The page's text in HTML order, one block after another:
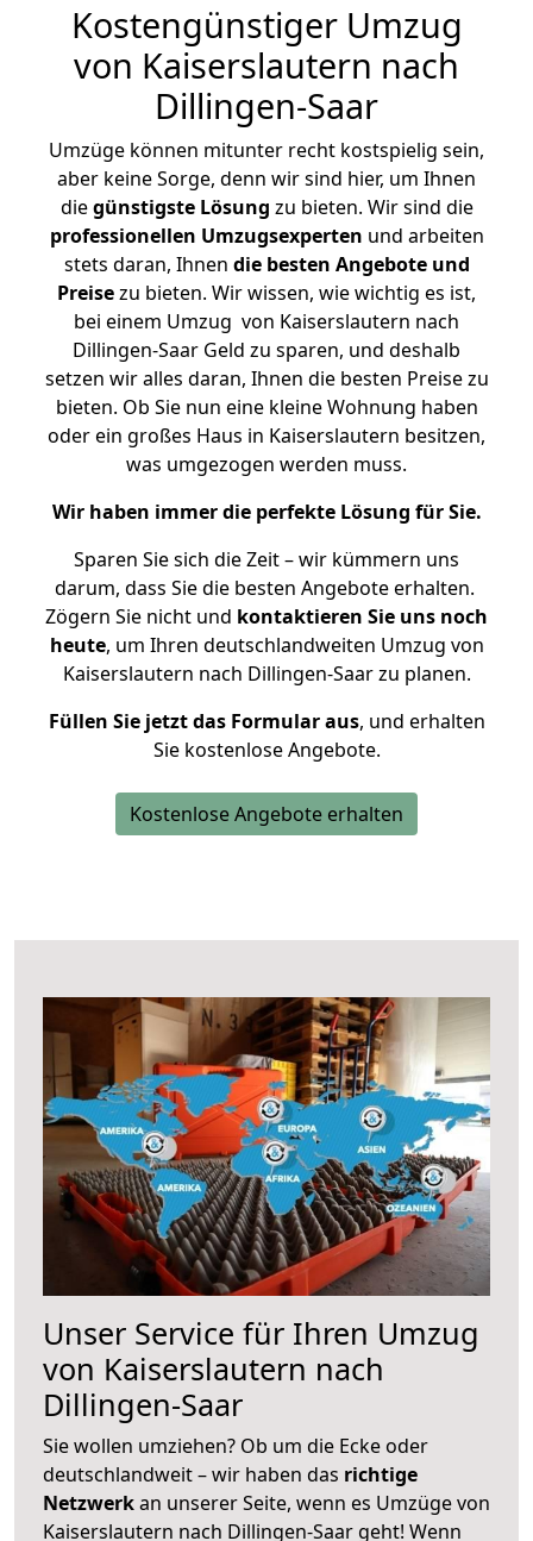
Kostengünstiger Umzug
von Kaiserslautern nach
Dillingen-Saar
Umzüge können mitunter recht kostspielig sein,
aber keine Sorge, denn wir sind hier, um Ihnen
diegünstigste Lösung zu bieten. Wir sind die
professionellen Umzugsexperten und arbeiten
stets daran, Ihnen die besten Angebote und
Preisezu bieten. Wir wissen, wie wichtig es ist,
bei einem Umzug von Kaiserslautern nach
Dillingen-Saar Geld zu sparen, und deshalb
setzen wir alles daran, Ihnen die besten Preise zu
bieten. Ob Sie nun eine kleine Wohnung haben
oder ein großes Haus in Kaiserslautern besitzen,
was umgezogen werden muss.
Wir haben immer die perfekte Lösung für Sie.
Sparen Sie sich die Zeit – wir kümmern uns
darum, dass Sie die besten Angebote erhalten.
Zögern Sie nicht und kontaktieren Sie uns noch
heute, um Ihren deutschlandweiten Umzug von
Kaiserslautern nach Dillingen-Saar zu planen.
Füllen Sie jetzt das Formular aus, und erhalten
Sie kostenlose Angebote.
Kostenlose Angebote erhalten
Unser Service für Ihren Umzug
von Kaiserslautern nach
Dillingen-Saar
Sie wollen umziehen? Ob um die Ecke oder
deutschlandweit – wir haben das richtige
Netzwerkan unserer Seite, wenn es Umzüge von
Kaiserslautern nach Dillingen-Saar geht! Wenn